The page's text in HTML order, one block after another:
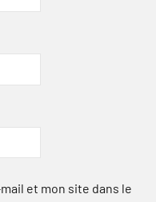
et mon site dans le